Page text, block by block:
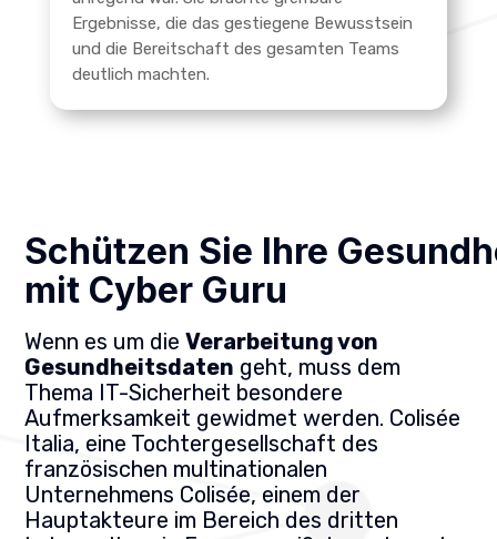
Ergebnisse, die das gestiegene Bewusstsein
und die Bereitschaft des gesamten Teams
deutlich machten.
Schützen Sie Ihre
mit Cyber Guru
Wenn es um dieVerarbeitung von
Gesundheitsdaten geht, muss dem
Thema IT-Sicherheit besondere
Aufmerksamkeit gewidmet werden. Colisée
Italia, eine Tochtergesellschaft des
französischen multinationalen
Unternehmens Colisée, einem der
Hauptakteure im Bereich des dritten